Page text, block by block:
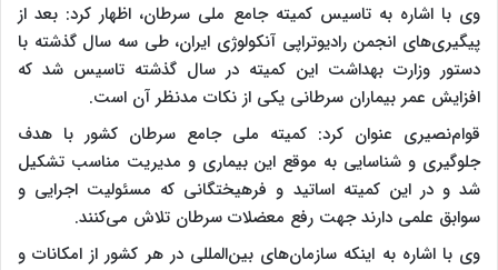
وی با اشاره به تاسیس کمیته جامع ملی سرطان، اظهار کرد: بعد از
پیگیری‌های انجمن رادیوتراپی آنکولوژی ایران، طی سه سال گذشته با
دستور وزارت بهداشت این کمیته در سال گذشته تاسیس شد که
افزایش عمر بیماران سرطانی یکی از نکات مدنظر آن است.
قوام‌نصیری عنوان کرد: کمیته ملی جامع سرطان کشور با هدف
جلوگیری و شناسایی به موقع این بیماری و مدیریت مناسب تشکیل
شد و در این کمیته اساتید و فرهیختگانی که مسئولیت اجرایی و
سوابق علمی دارند جهت رفع معضلات سرطان تلاش می‌کنند.
وی با اشاره به اینکه سازمان‌های بین‌المللی در هر کشور از امکانات و